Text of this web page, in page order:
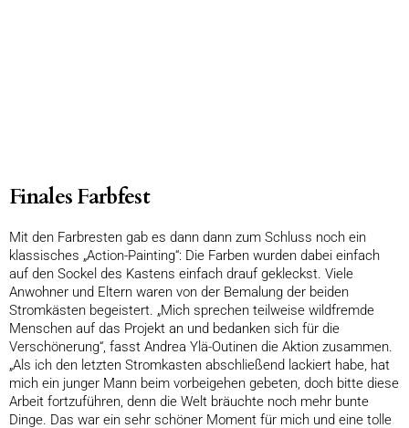
Finales Farbfest
Mit den Farbresten gab es dann dann zum Schluss noch ein
klassisches „Action-Painting“: Die Farben wurden dabei einfach
auf den Sockel des Kastens einfach drauf gekleckst. Viele
Anwohner und Eltern waren von der Bemalung der beiden
Stromkästen begeistert. „Mich sprechen teilweise wildfremde
Menschen auf das Projekt an und bedanken sich für die
Verschönerung“, fasst Andrea Ylä-Outinen die Aktion zusammen.
„Als ich den letzten Stromkasten abschließend lackiert habe, hat
mich ein junger Mann beim vorbeigehen gebeten, doch bitte diese
Arbeit fortzuführen, denn die Welt bräuchte noch mehr bunte
Dinge. Das war ein sehr schöner Moment für mich und eine tolle